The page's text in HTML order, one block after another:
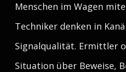
Menschen im Wagen
Techniker denken in
Signalqualität. Ermittler
Situation über Beweise,